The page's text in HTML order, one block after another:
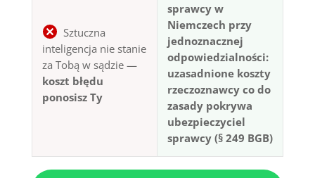
Sztuczna
inteligencja nie stanie
za Tobą w sądzie —
koszt błędu
ponosisz Ty
sprawcy w
Niemczech przy
jednoznacznej
odpowiedzialności:
uzasadnione koszty
rzeczoznawcy co do
zasady pokrywa
ubezpieczyciel
sprawcy (§ 249 BGB)